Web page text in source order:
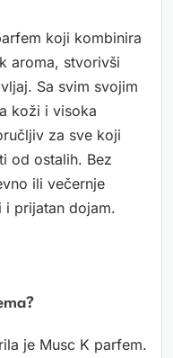
koji kombinira
aroma, stvorivši
Sa svim svojim
koži i visoka
za sve koji
od ostalih. Bez
ili večernje
i prijatan dojam.
je Musc K parfem.